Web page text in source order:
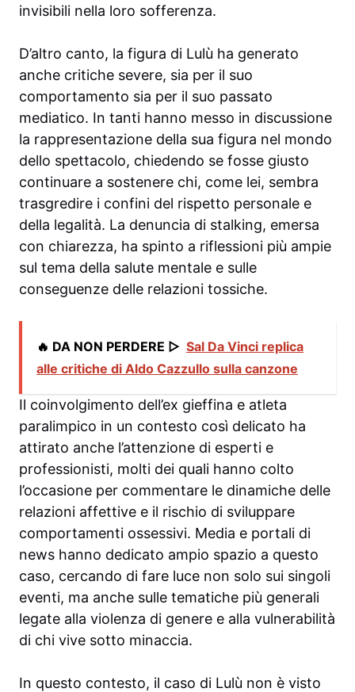
invisibili nella loro sofferenza.
D’altro canto, la figura di Lulù ha generato
anche critiche severe, sia per il suo
comportamento sia per il suo passato
mediatico. In tanti hanno messo in discussione
la rappresentazione della sua figura nel mondo
dello spettacolo, chiedendo se fosse giusto
continuare a sostenere chi, come lei, sembra
trasgredire i confini del rispetto personale e
della legalità. La denuncia di stalking, emersa
con chiarezza, ha spinto a riflessioni più ampie
sul tema della salute mentale e sulle
conseguenze delle relazioni tossiche.
🔥 DA NON PERDERE ▷ Sal Da Vinci replica
alle critiche di Aldo Cazzullo sulla canzone
Il coinvolgimento dell’ex gieffina e atleta
paralimpico in un contesto così delicato ha
attirato anche l’attenzione di esperti e
professionisti, molti dei quali hanno colto
l’occasione per commentare le dinamiche delle
relazioni affettive e il rischio di sviluppare
comportamenti ossessivi. Media e portali di
news hanno dedicato ampio spazio a questo
caso, cercando di fare luce non solo sui singoli
eventi, ma anche sulle tematiche più generali
legate alla violenza di genere e alla vulnerabilità
di chi vive sotto minaccia.
In questo contesto, il caso di Lulù non è visto